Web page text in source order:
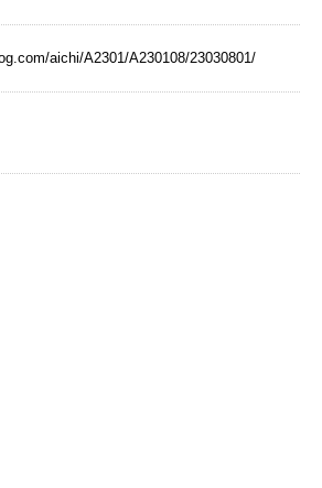
aichi/A2301/A230108/23030801/